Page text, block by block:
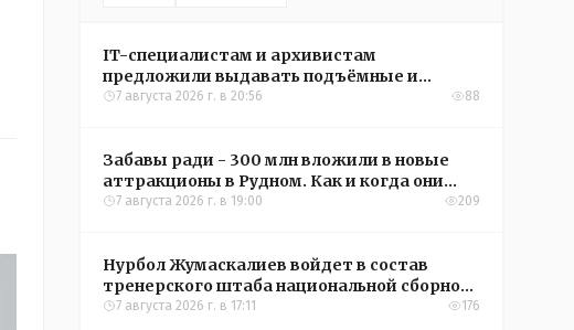
IT-специалистам и архивистам
предложили выдавать подъёмные и
кредиты на жильё в сёлах Казахстана
7 августа 2026 г. в 20:56 88
Забавы ради - 300 млн вложили в новые
аттракционы в Рудном. Как и когда они
окупятся?
7 августа 2026 г. в 19:00 209
Нурбол Жумаскалиев войдет в состав
тренерского штаба национальной сборной
Казахстана по футболу
7 августа 2026 г. в 17:11 176